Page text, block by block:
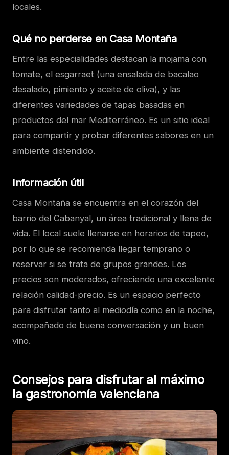
locales.
Qué no perderse en Casa Montaña
Entre las especialidades destacan la mojama con
tomate, el esgarraet (una ensalada de bacalao
desalado, pimiento y aceite de oliva), y las
diferentes variedades de tapas basadas en
productos del mar Mediterráneo. Es un sitio ideal
para compartir y probar diferentes sabores en un
ambiente distendido.
Información útil
Casa Montaña se encuentra en el corazón del
barrio del Cabanyal, un área tradicional y llena de
vida. El local suele llenarse en horarios de tapeo,
por lo que se recomienda llegar temprano o
reservar si se trata de grupos grandes. Los
precios son moderados, ofreciendo una excelente
relación calidad-precio. Es un espacio perfecto
para disfrutar tanto al mediodía como en la noche,
acompañado de buena conversación y un buen
vino.
Consejos para disfrutar al máximo
la gastronomía valenciana